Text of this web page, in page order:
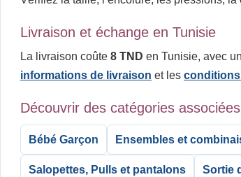
Livraison et échange en Tunisie
La livraison coûte 8 TND en Tunisie, avec
informations de livraison et les conditions
Découvrir des catégories associées
Bébé Garçon Ensembles et
Salopettes, Pulls et pantalons Sortie